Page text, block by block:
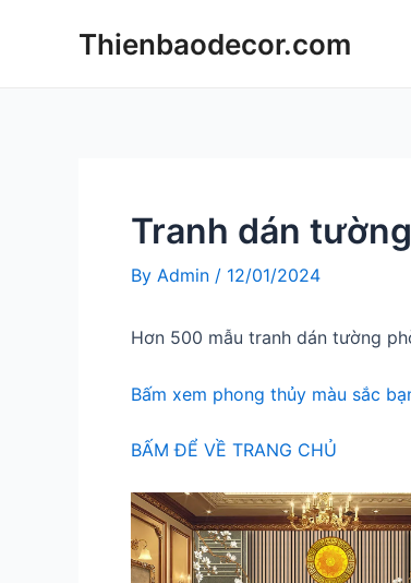
Thienbaodecor.com
Tranh dán
By Admin / 12/01/2024
Hơn 500 mẫu tranh dán tường
Bấm xem phong thủy màu sắc
BẤM ĐỂ VỀ TRANG CHỦ